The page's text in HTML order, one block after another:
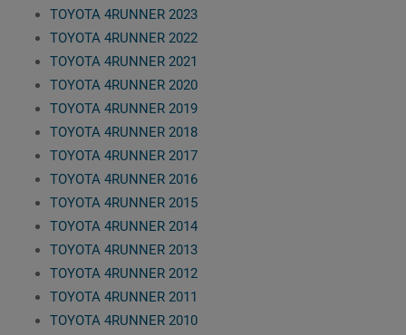
TOYOTA 4RUNNER 2023
TOYOTA 4RUNNER 2022
TOYOTA 4RUNNER 2021
TOYOTA 4RUNNER 2020
TOYOTA 4RUNNER 2019
TOYOTA 4RUNNER 2018
TOYOTA 4RUNNER 2017
TOYOTA 4RUNNER 2016
TOYOTA 4RUNNER 2015
TOYOTA 4RUNNER 2014
TOYOTA 4RUNNER 2013
TOYOTA 4RUNNER 2012
TOYOTA 4RUNNER 2011
TOYOTA 4RUNNER 2010